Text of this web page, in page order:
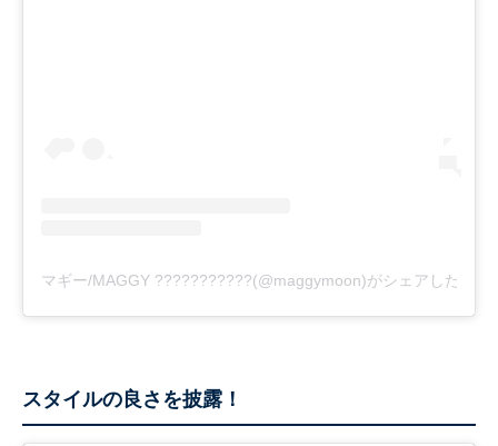
マギー/MAGGY ???????????(@maggymoon)がシェアした投稿
スタイルの良さを披露！